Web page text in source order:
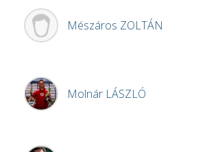
Mészáros ZOLTÁN
Molnár LÁSZLÓ